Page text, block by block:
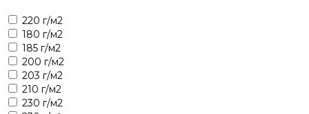
220 г/м2
180 г/м2
185 г/м2
200 г/м2
203 г/м2
210 г/м2
230 г/м2